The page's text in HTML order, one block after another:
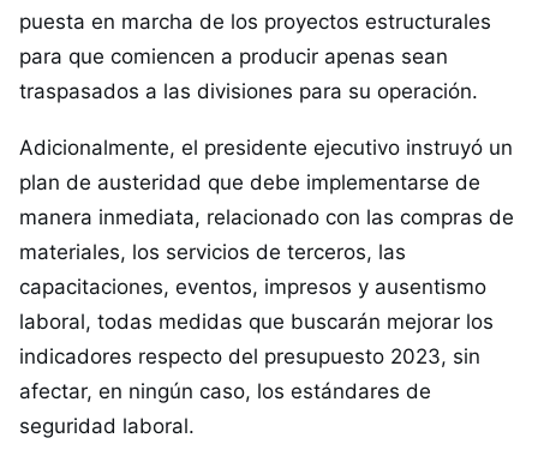
puesta en marcha de los proyectos estructurales
para que comiencen a producir apenas sean
traspasados a las divisiones para su operación.
Adicionalmente, el presidente ejecutivo instruyó un
plan de austeridad que debe implementarse de
manera inmediata, relacionado con las compras de
materiales, los servicios de terceros, las
capacitaciones, eventos, impresos y ausentismo
laboral, todas medidas que buscarán mejorar los
indicadores respecto del presupuesto 2023, sin
afectar, en ningún caso, los estándares de
seguridad laboral.